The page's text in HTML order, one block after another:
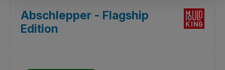
Abschlepper - Flagship
Edition